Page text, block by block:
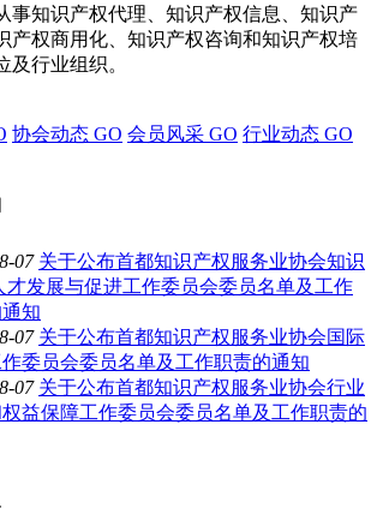
事知识产权代理、知识产权信息、知识产
产权商用化、知识产权咨询和知识产权培
及行业组织。
协会动态 GO 会员风采 GO 行业动态 GO
07 关于公布首都知识产权服务业协会知识
才发展与促进工作委员会委员名单及工作
知
07 关于公布首都知识产权服务业协会国际
委员会委员名单及工作职责的通知
07 关于公布首都知识产权服务业协会行业
权益保障工作委员会委员名单及工作职责的